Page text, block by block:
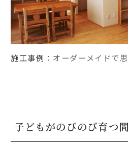
施工事例： オーダーメイドで
子どもがのびのび育つ